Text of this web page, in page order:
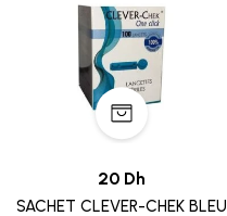
20 Dh
SACHET CLEVER-CHEK BLEU